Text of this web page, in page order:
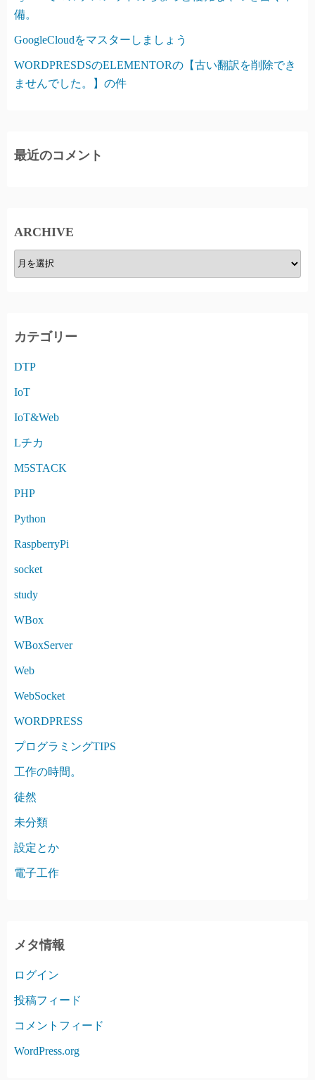
備。
GoogleCloudをマスターしましょう
WORDPRESDSのELEMENTORの【古い翻訳を削除でき
ませんでした。】の件
最近のコメント
ARCHIVE
A
R
E
カテゴリー
DTP
IoT
IoT&Web
Lチカ
M5STACK
PHP
Python
RaspberryPi
socket
study
WBox
WBoxServer
Web
WebSocket
WORDPRESS
プログラミングTIPS
工作の時間。
徒然
未分類
設定とか
電子工作
メタ情報
ログイン
投稿フィード
コメントフィード
WordPress.org